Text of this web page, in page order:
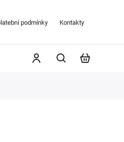
podmínky Kontakty
Kontakty